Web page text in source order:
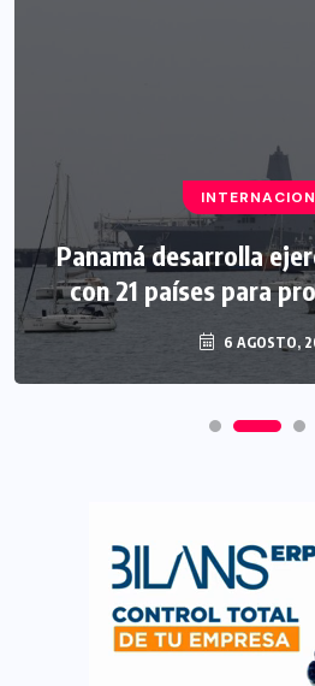
Panamá desarrolla
con 21 países para
6 AGOSTO,